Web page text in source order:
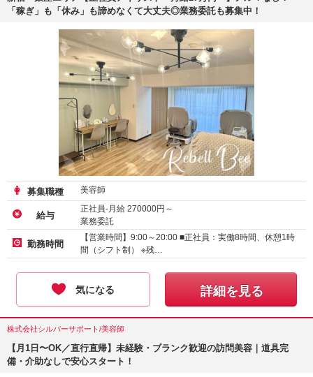
「稼ぎ」も「休み」も諦めなくて大丈夫◎業務委託も募集中！
募集職種 美容師
給与
正社員-月給 270000円～
業務委託
勤務時間
【営業時間】9:00～20:00 ■正社員：実働8時間、休憩1時
間（シフト制） ※残…
気になる 詳細を見る
株式会社シルバーサポート/美容師
【月1日〜OK／直行直帰】未経験・ブランク歓迎の訪問美容｜道具完
備・介助なしで安心スタート！